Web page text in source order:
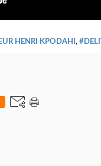
HENRI KPODAHI ,